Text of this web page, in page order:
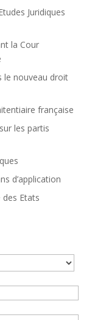
Juridiques
la Cour
le nouveau droit
française
les partis
d’application
des Etats